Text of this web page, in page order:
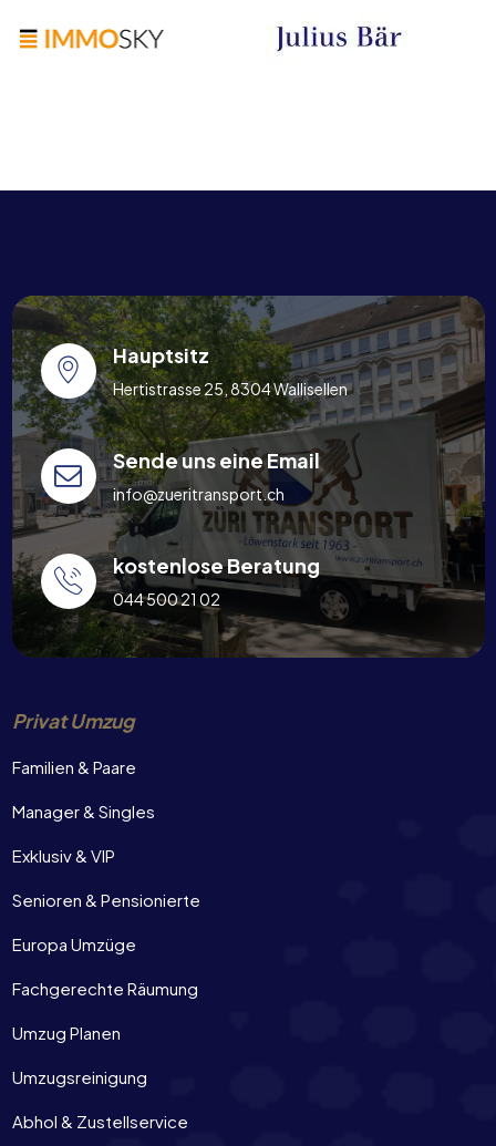
Hauptsitz
Hertistrasse 25, 8304 Wallisellen
Sende uns eine Email
info@zueritransport.ch
kostenlose Beratung
044 500 21 02
Privat Umzug
Familien & Paare
Manager & Singles
Exklusiv & VIP
Senioren & Pensionierte
Europa Umzüge
Fachgerechte Räumung
Umzug Planen
Umzugsreinigung
Abhol & Zustellservice